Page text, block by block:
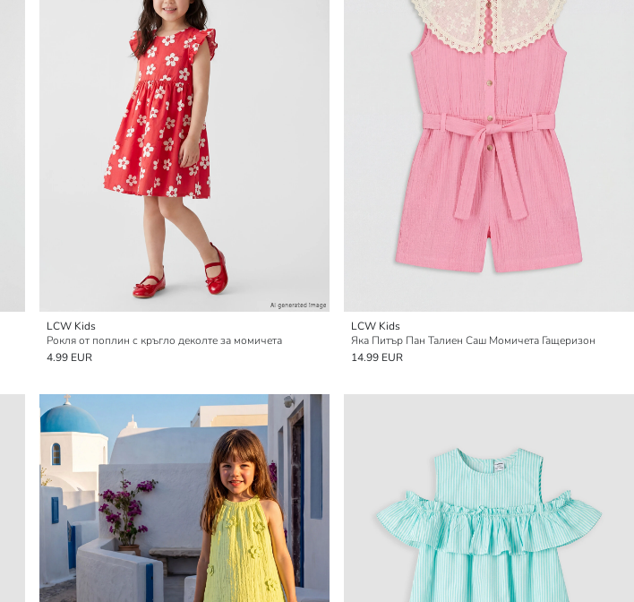
LCW Kids
Рокля от поплин с кръгло деколте за момичета
4.99 EUR
LCW Kids
Яка Питър Пан Талиен Саш Момичета Гащеризон
14.99 EUR